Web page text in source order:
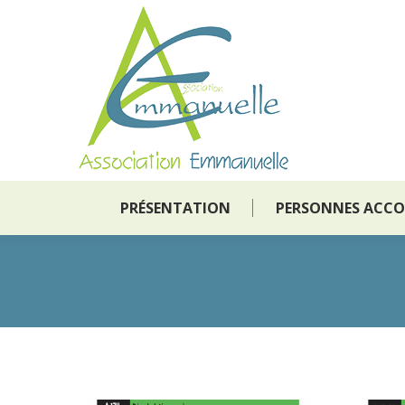
PRÉSENTATION PERSONNES
PRÉSENTATION